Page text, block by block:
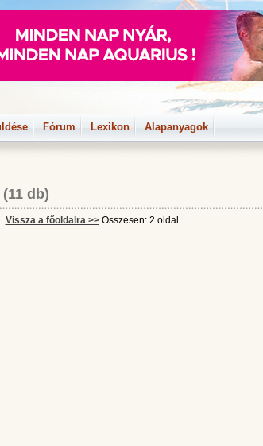
Fórum Lexikon Alapanyagok
(11 db)
Vissza a főoldalra >>Összesen: 2 oldal